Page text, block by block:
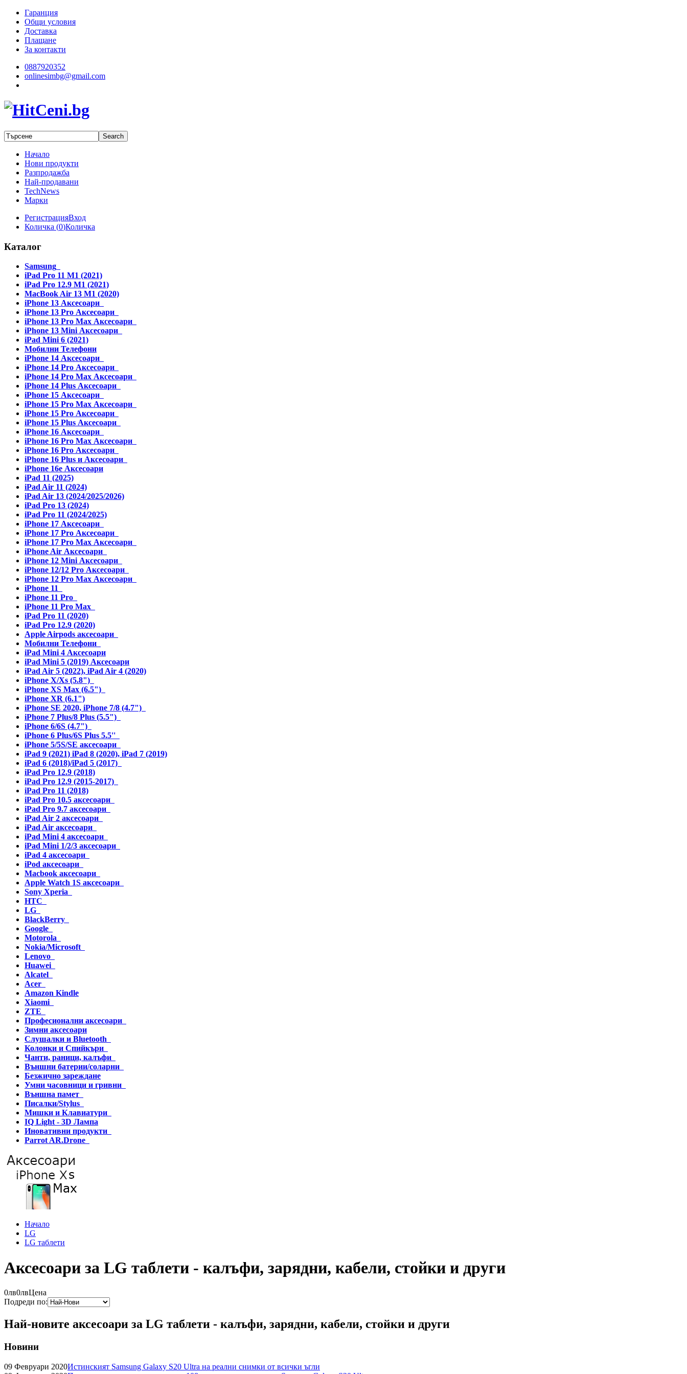
Гаранция
Общи условия
Доставка
Плащане
За контакти
0887920352
onlinesimbg@gmail.com
Начало
Нови продукти
Разпродажба
Най-продавани
TechNews
Марки
РегистрацияВход
Количка (0)Количка
Каталог
Samsung
iPad Pro 11 M1 (2021)
iPad Pro 12.9 M1 (2021)
MacBook Air 13 M1 (2020)
iPhone 13 Аксесоари
iPhone 13 Pro Аксесоари
iPhone 13 Pro Max Аксесоари
iPhone 13 Mini Аксесоари
iPad Mini 6 (2021)
Мобилни Телефони
iPhone 14 Аксесоари
iPhone 14 Pro Аксесоари
iPhone 14 Pro Max Аксесоари
iPhone 14 Plus Аксесоари
iPhone 15 Аксесоари
iPhone 15 Pro Max Аксесоари
iPhone 15 Pro Аксесоари
iPhone 15 Plus Аксесоари
iPhone 16 Аксесоари
iPhone 16 Pro Max Аксесоари
iPhone 16 Pro Аксесоари
iPhone 16 Plus и Аксесоари
iPhone 16e Аксесоари
iPad 11 (2025)
iPad Air 11 (2024)
iPad Air 13 (2024/2025/2026)
iPad Pro 13 (2024)
iPad Pro 11 (2024/2025)
iPhone 17 Аксесоари
iPhone 17 Pro Аксесоари
iPhone 17 Pro Max Аксесоари
iPhone Air Аксесоари
iPhone 12 Mini Аксесоари
iPhone 12/12 Pro Аксесоари
iPhone 12 Pro Max Аксесоари
iPhone 11
iPhone 11 Pro
iPhone 11 Pro Max
iPad Pro 11 (2020)
iPad Pro 12.9 (2020)
Apple Airpods аксесоари
Мобилни Телефони
iPad Mini 4 Аксесоари
iPad Mini 5 (2019) Аксесоари
iPad Air 5 (2022), iPad Air 4 (2020)
iPhone X/Xs (5.8")
iPhone XS Max (6.5")
iPhone XR (6.1")
iPhone SE 2020, iPhone 7/8 (4.7")
iPhone 7 Plus/8 Plus (5.5")
iPhone 6/6S (4.7")
iPhone 6 Plus/6S Plus 5.5''
iPhone 5/5S/SE аксесоари
iPad 9 (2021) iPad 8 (2020), iPad 7 (2019)
iPad 6 (2018)/iPad 5 (2017)
iPad Pro 12.9 (2018)
iPad Pro 12.9 (2015-2017)
iPad Pro 11 (2018)
iPad Pro 10.5 аксесоари
iPad Pro 9.7 аксесоари
iPad Air 2 аксесоари
iPad Air аксесоари
iPad Mini 4 аксесоари
iPad Mini 1/2/3 аксесоари
iPad 4 аксесоари
iPod аксесоари
Macbook аксесоари
Apple Watch 1S аксесоари
Sony Xperia
HTC
LG
BlackBerry
Google
Motorola
Nokia/Microsoft
Lenovo
Huawei
Alcatel
Acer
Amazon Kindle
Xiaomi
ZTE
Професионални аксесоари
Зимни аксесоари
Слушалки и Bluetooth
Колонки и Спийкъри
Чанти, раници, калъфи
Външни батерии/соларни
Безжично зареждане
Умни часовници и гривни
Външна памет
Писалки/Stylus
Мишки и Клавиатури
IQ Light - 3D Лампа
Иновативни продукти
Parrot AR.Drone
Начало
LG
LG таблети
Аксесоари за LG таблети - калъфи, зарядни, кабели, стойки и други
0лв0лвЦена
Подреди по:
Най-новите аксесоари за LG таблети - калъфи, зарядни, кабели, стойки и други
Новини
09 Февруари 2020Истинският Samsung Galaxy S20 Ultra на реални снимки от всички ъгли